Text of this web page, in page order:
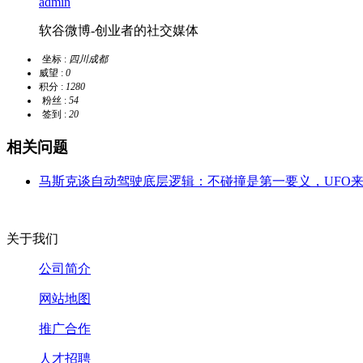
软谷微博-创业者的社交媒体
坐标 : 四川成都
威望 : 0
积分 : 1280
粉丝 : 54
签到 : 20
相关问题
马斯克谈自动驾驶底层逻辑：不碰撞是第一要义，UFO
关于我们
公司简介
网站地图
推广合作
人才招聘